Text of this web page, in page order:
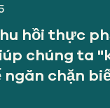
hồi thực
chúng ta
ngăn chặn